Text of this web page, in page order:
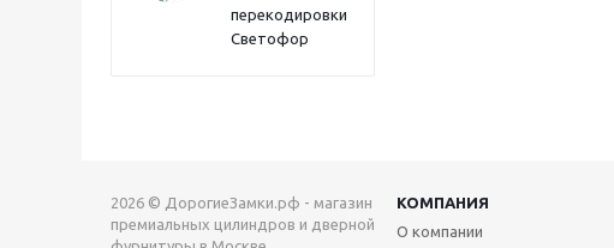
перекодировки
Светофор
2026 © ДорогиеЗамки.рф - магазин
премиальных цилиндров и дверной
КОМПАНИЯ
О компании